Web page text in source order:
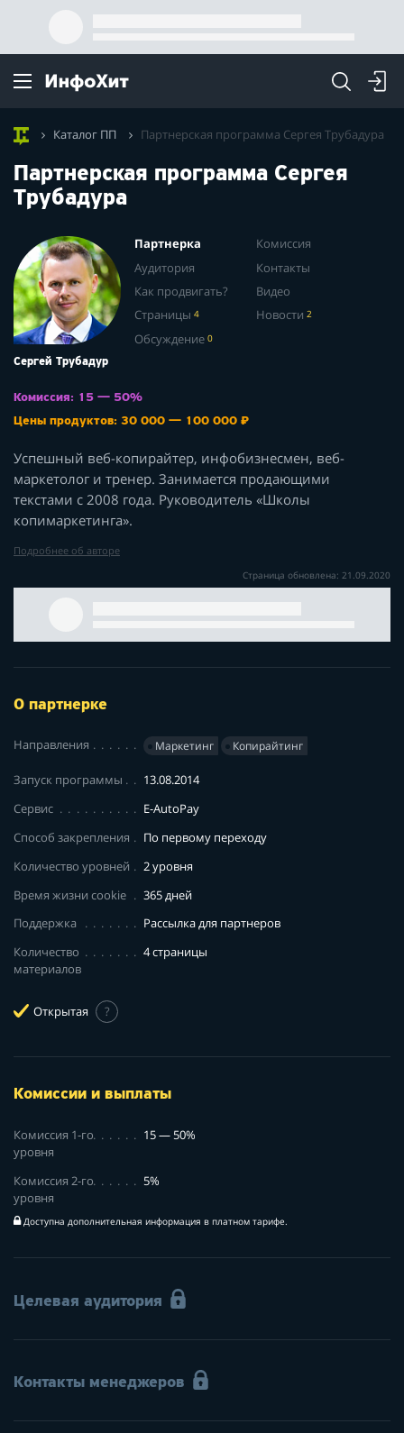
Каталог ПП Партнерская программа Сергея Трубадура
Партнерская программа Сергея
Трубадура
Сергей Трубадур
Партнерка
Комиссия
Аудитория
Контакты
Как продвигать?
Видео
Страницы4 Новости 2
Обсуждение0
Комиссия: 15 — 50%
Цены продуктов: 30 000 — 100 000 ₽
Успешный веб-копирайтер, инфобизнесмен, веб-
маркетолог и тренер. Занимается продающими
текстами с 2008 года. Руководитель «Школы
копимаркетинга».
Подробнее об авторе
Страница обновлена: 21.09.2020
О партнерке
Направления Маркетинг Копирайтинг
Запуск программы
13.08.2014
Сервис
E-AutoPay
Способ закрепления
По первому переходу
Количество уровней
2 уровня
Время жизни cookie
365 дней
Поддержка
Рассылка для партнеров
Количество
материалов
4 страницы
Открытая ?
Комиссии и выплаты
Комиссия 1-го
уровня
15 — 50%
Комиссия 2-го
уровня
5%
Доступна дополнительная информация в платном тарифе.
Целевая аудитория
Контакты менеджеров